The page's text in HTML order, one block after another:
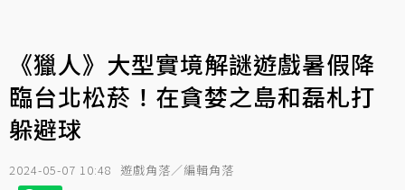
《獵人》大型實境解謎遊戲暑假降
臨台北松菸！在貪婪之島和磊札打
躲避球
2024-05-07 10:48 遊戲角落／編輯角落